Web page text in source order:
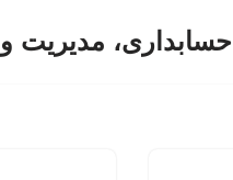
حسابداری، مدیریت